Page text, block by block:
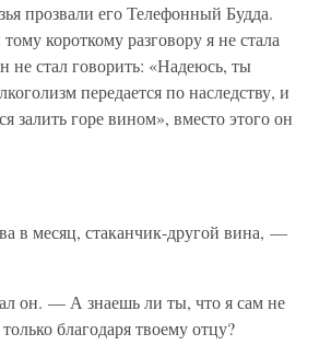
прозвали его Телефонный Будда.
короткому разговору я не стала
не стал говорить: «Надеюсь, ты
передается по наследству, и
залить горе вином», вместо этого он
в месяц, стаканчик-другой вина, —
он. — А знаешь ли ты, что я сам не
благодаря твоему отцу?